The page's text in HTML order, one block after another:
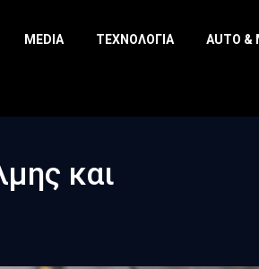
MEDIA ΤΕΧΝΟΛΟΓΊΑ AUTO &
και